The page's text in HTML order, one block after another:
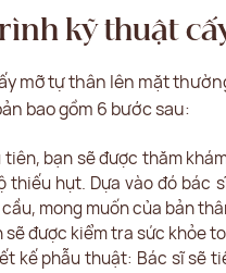
kỹ thuật
mỡ tự thân lên mặt
bao gồm 6 bước sau:
tiên, bạn sẽ được thăm
thiếu hụt. Dựa vào đó bác
mong muốn của bản
sẽ được kiểm tra sức khỏe
kế phẫu thuật: Bác sĩ sẽ